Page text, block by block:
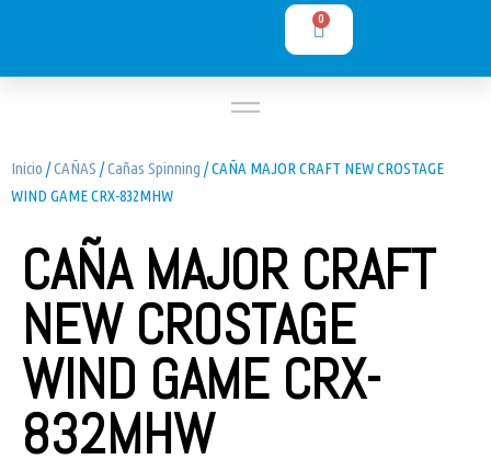
0
Inicio /CAÑAS /Cañas Spinning / CAÑA MAJOR CRAFT NEW CROSTAGE
WIND GAME CRX-832MHW
CAÑA MAJOR CRAFT
NEW CROSTAGE
WIND GAME CRX-
832MHW